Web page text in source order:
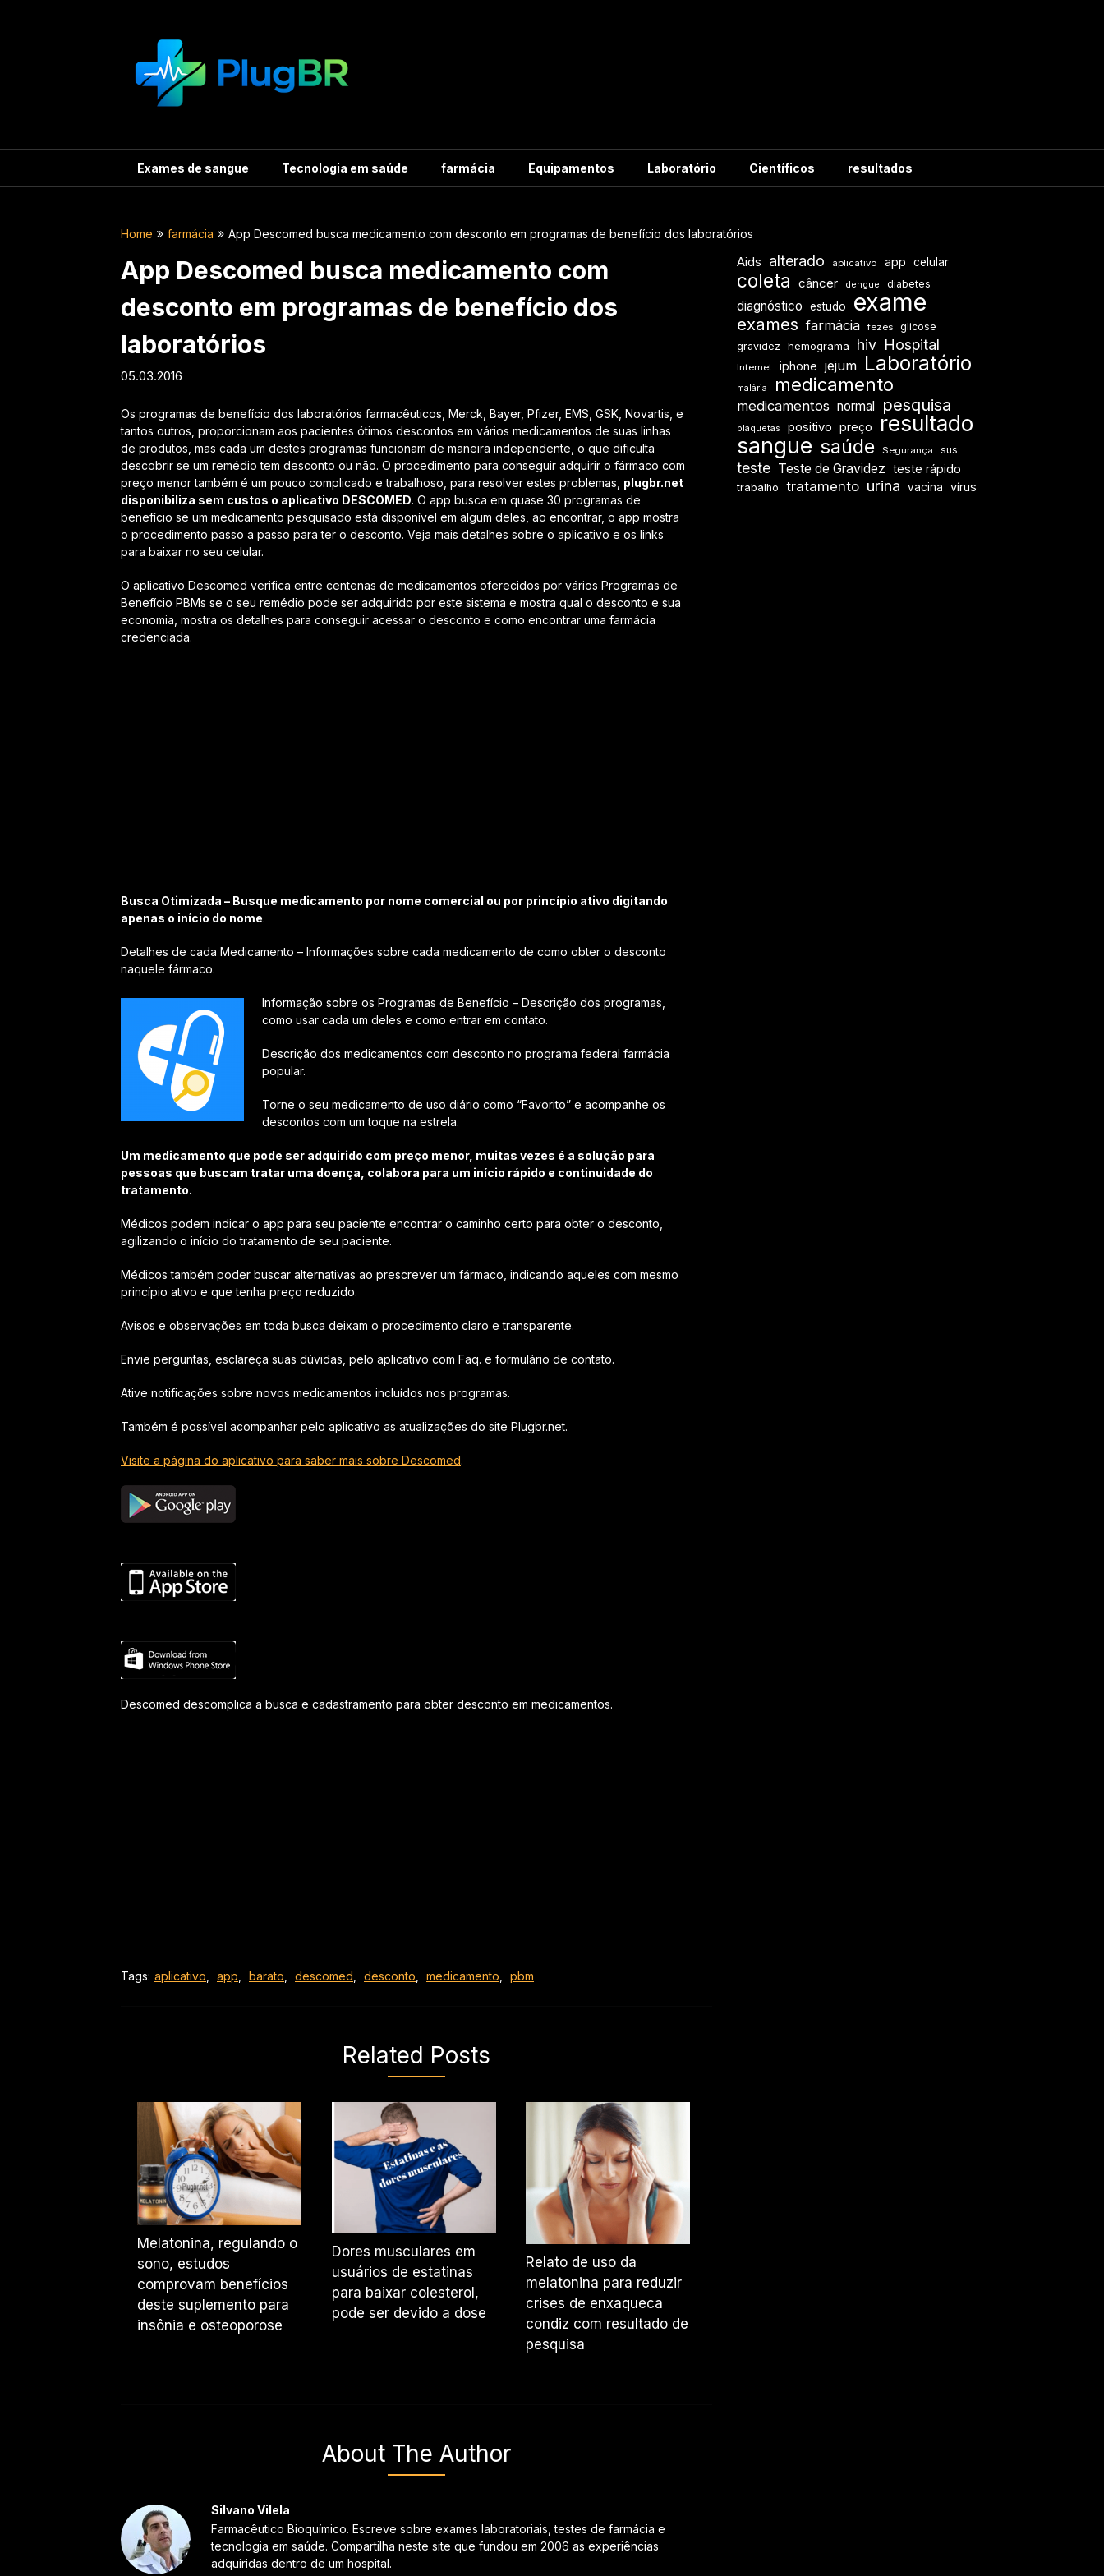
Exames de sangue Tecnologia em saúde farmácia Equipamentos Laboratório Científicos resultados
Home farmácia App Descomed busca medicamento com desconto em programas de benefício dos laboratórios
App Descomed busca medicamento com
desconto em programas de benefício dos
laboratórios
05.03.2016
Os programas de benefício dos laboratórios farmacêuticos, Merck, Bayer, Pfizer, EMS, GSK, Novartis, e
tantos outros, proporcionam aos pacientes ótimos descontos em vários medicamentos de suas linhas
de produtos, mas cada um destes programas funcionam de maneira independente, o que dificulta
descobrir se um remédio tem desconto ou não. O procedimento para conseguir adquirir o fármaco com
preço menor também é um pouco complicado e trabalhoso, para resolver estes problemas, plugbr.net
disponibiliza sem custos o aplicativo DESCOMED. O app busca em quase 30 programas de
benefício se um medicamento pesquisado está disponível em algum deles, ao encontrar, o app mostra
o procedimento passo a passo para ter o desconto. Veja mais detalhes sobre o aplicativo e os links
para baixar no seu celular.
O aplicativo Descomed verifica entre centenas de medicamentos oferecidos por vários Programas de
Benefício PBMs se o seu remédio pode ser adquirido por este sistema e mostra qual o desconto e sua
economia, mostra os detalhes para conseguir acessar o desconto e como encontrar uma farmácia
credenciada.
Busca Otimizada – Busque medicamento por nome comercial ou por princípio ativo digitando
apenas o início do nome.
Detalhes de cada Medicamento – Informações sobre cada medicamento de como obter o desconto
naquele fármaco.
Informação sobre os Programas de Benefício – Descrição dos programas,
como usar cada um deles e como entrar em contato.
Descrição dos medicamentos com desconto no programa federal farmácia
popular.
Torne o seu medicamento de uso diário como “Favorito” e acompanhe os
descontos com um toque na estrela.
Um medicamento que pode ser adquirido com preço menor, muitas vezes é a solução para
pessoas que buscam tratar uma doença, colabora para um início rápido e continuidade do
tratamento.
Médicos podem indicar o app para seu paciente encontrar o caminho certo para obter o desconto,
agilizando o início do tratamento de seu paciente.
Médicos também poder buscar alternativas ao prescrever um fármaco, indicando aqueles com mesmo
princípio ativo e que tenha preço reduzido.
Avisos e observações em toda busca deixam o procedimento claro e transparente.
Envie perguntas, esclareça suas dúvidas, pelo aplicativo com Faq. e formulário de contato.
Ative notificações sobre novos medicamentos incluídos nos programas.
Também é possível acompanhar pelo aplicativo as atualizações do site Plugbr.net.
Visite a página do aplicativo para saber mais sobre Descomed.
Descomed descomplica a busca e cadastramento para obter desconto em medicamentos.
Tags: aplicativo, app, barato, descomed, desconto, medicamento, pbm
Related Posts
Melatonina, regulando o
sono, estudos
comprovam benefícios
deste suplemento para
insônia e osteoporose
Dores musculares em
usuários de estatinas
para baixar colesterol,
pode ser devido a dose
Relato de uso da
melatonina para reduzir
crises de enxaqueca
condiz com resultado de
pesquisa
About The Author
Silvano Vilela
Farmacêutico Bioquímico. Escreve sobre exames laboratoriais, testes de farmácia e
tecnologia em saúde. Compartilha neste site que fundou em 2006 as experiências
adquiridas dentro de um hospital.
Aids alterado aplicativo app celular
coleta câncer dengue diabetes
diagnóstico estudo exame
exames farmácia fezes
glicose
gravidez
hemograma hiv Hospital
Internet iphone jejum Laboratório
malária medicamento
medicamentos normal pesquisa
plaquetas positivo preço resultado
sangue saúde Segurança sus
teste Teste de Gravidez teste rápido
trabalho tratamento urina vacina vírus